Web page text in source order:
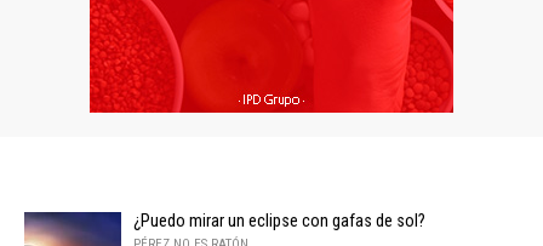
¿Puedo mirar un eclipse con gafas de sol?